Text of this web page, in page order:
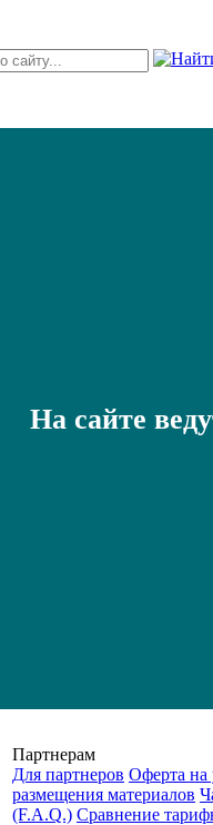
На сайте
Партнерам
Для партнеров Оферта на
размещения материалов
(F.A.Q.) Cравнение